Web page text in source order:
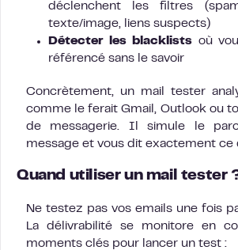
déclenchent les filtres
texte/image, liens suspects)
Détecter les blacklists où
référencé sans le savoir
Concrètement, un mail tester
comme le ferait Gmail, Outlook ou
de messagerie. Il simule le
message et vous dit exactement ce
Quand utiliser un mail tester
Ne testez pas vos emails une fois
La délivrabilité se monitore en
moments clés pour lancer un test :